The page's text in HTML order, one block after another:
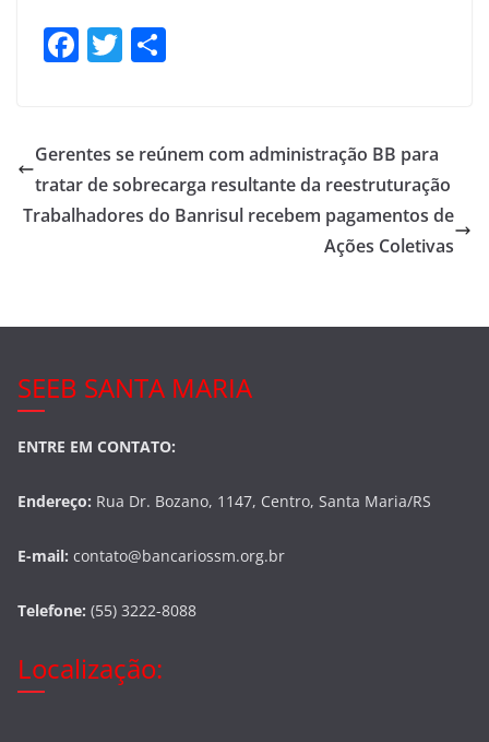
F
e
b
o
T
er e
Gerentes se reúnem com administração BB para
tratar de sobrecarga resultante da reestruturação
Trabalhadores do Banrisul recebem pagamentos de
Ações Coletivas
SEEB SANTA MARIA
ENTRE EM CONTATO:
Endereço: Rua Dr. Bozano, 1147, Centro, Santa Maria/RS
E-mail: contato@bancariossm.org.br
Telefone: (55) 3222-8088
Localização: